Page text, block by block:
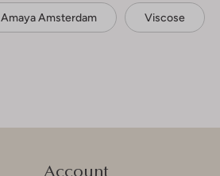
Amaya Amsterdam Viscose
Account